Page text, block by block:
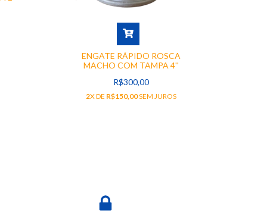
ENGATE RÁPIDO ROSCA
MACHO COM TAMPA 4''
R$300,00
2X DE R$150,00SEM JUROS